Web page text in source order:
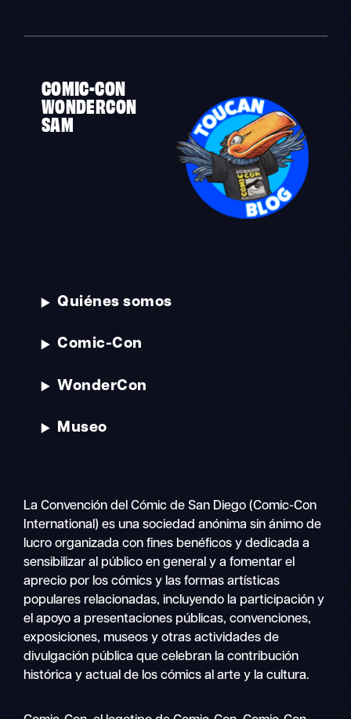
Buscar
COMIC-CON
WONDERCON
SAM
Quiénes somos
Comic-Con
WonderCon
Museo
La Convención del Cómic de San Diego (Comic-Con
International) es una sociedad anónima sin ánimo de
lucro organizada con fines benéficos y dedicada a
sensibilizar al público en general y a fomentar el
aprecio por los cómics y las formas artísticas
populares relacionadas, incluyendo la participación y
el apoyo a presentaciones públicas, convenciones,
exposiciones, museos y otras actividades de
divulgación pública que celebran la contribución
histórica y actual de los cómics al arte y la cultura.